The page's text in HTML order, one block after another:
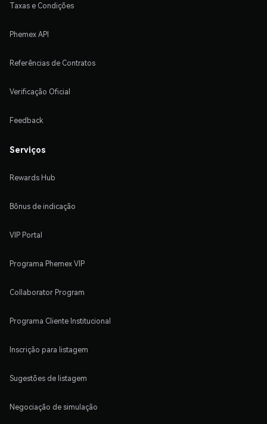
Taxas e Condições
Phemex API
Referências de Contratos
Verificação Oficial
Feedback
Serviços
Rewards Hub
Bônus de indicação
VIP Portal
Programa Phemex VIP
Collaborator Program
Programa Cliente Institucional
Inscrição para listagem
Sugestões de listagem
Negociação de simulação